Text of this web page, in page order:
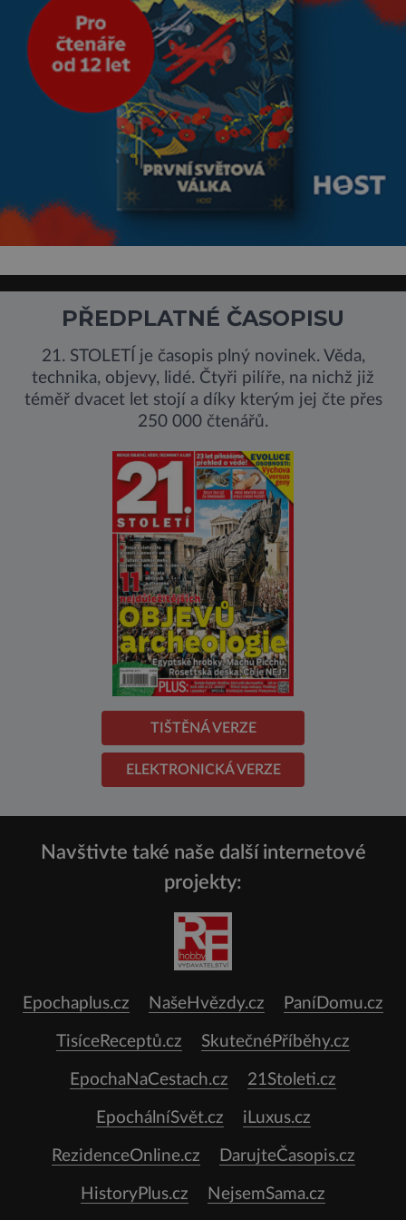
PŘEDPLATNÉ ČASOPISU
21. STOLETÍ je časopis plný novinek. Věda,
technika, objevy, lidé. Čtyři pilíře, na nichž již
téměř dvacet let stojí a díky kterým jej čte přes
250 000 čtenářů.
TIŠTĚNÁ VERZE
ELEKTRONICKÁ VERZE
Navštivte také naše další internetové
projekty:
Epochaplus.cz NašeHvězdy.cz PaníDomu.cz
TisíceReceptů.cz SkutečnéPříběhy.cz
EpochaNaCestach.cz 21Stoleti.cz
EpochálníSvět.cz iLuxus.cz
RezidenceOnline.cz DarujteČasopis.cz
HistoryPlus.cz NejsemSama.cz